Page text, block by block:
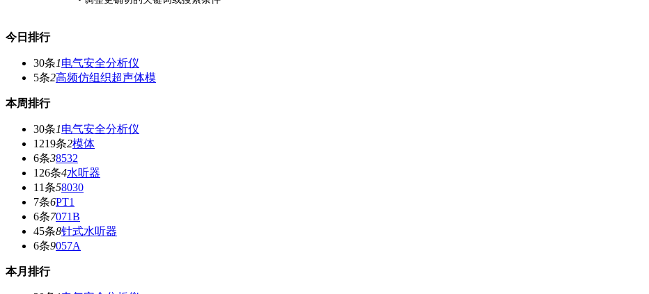
今日排行
30条1电气安全分析仪
5条2高频仿组织超声体模
本周排行
30条1电气安全分析仪
1219条2模体
6条38532
126条4水听器
11条58030
7条6PT1
6条7071B
45条8针式水听器
6条9057A
本月排行